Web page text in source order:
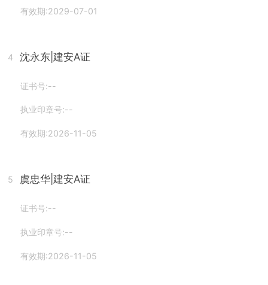
有效期:2029-07-01
4 沈永东 |建安A证
证书号:--
执业印章号:--
有效期:2026-11-05
5 虞忠华 |建安A证
证书号:--
执业印章号:--
有效期:2026-11-05